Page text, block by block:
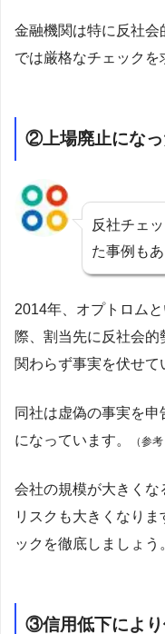
金融機関は特に反社会
では厳格なチェックを
②上場廃止になっ
反社チェ
た事例も
2014年、オプトロム
際、割当先に反社会
関わらず事実を伏せて
同社は虚偽の事実を
になっています。
（参考
会社の規模が大きくな
リスクも大きくなり
ックを徹底しましょう
③信用低下により